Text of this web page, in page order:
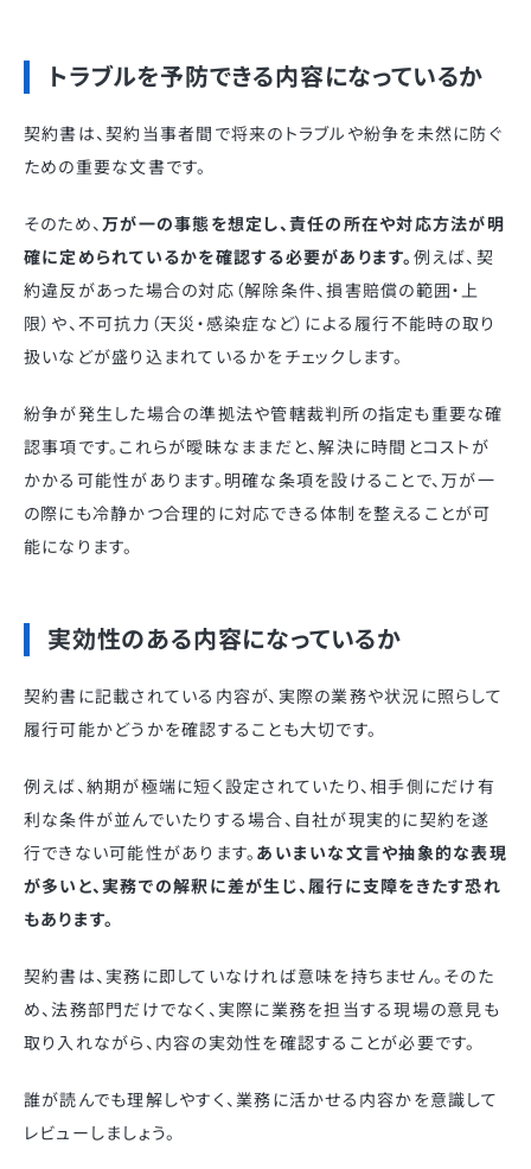
トラブルを予防できる内容になっているか
契約書は、契約当事者間で将来のトラブルや紛争を未然に防ぐ
ための重要な文書です。
そのため、万が一の事態を想定し、責任の所在や対応方法が明
確に定められているかを確認する必要があります。 例えば、契
約違反があった場合の対応（解除条件、損害賠償の範囲・上
限）や、不可抗力（天災・感染症など）による履行不能時の取り
扱いなどが盛り込まれているかをチェックします。
紛争が発生した場合の準拠法や管轄裁判所の指定も重要な確
認事項です。これらが曖昧なままだと、解決に時間とコストが
かかる可能性があります。明確な条項を設けることで、万が一
の際にも冷静かつ合理的に対応できる体制を整えることが可
能になります。
実効性のある内容になっているか
契約書に記載されている内容が、実際の業務や状況に照らして
履行可能かどうかを確認することも大切です。
例えば、納期が極端に短く設定されていたり、相手側にだけ有
利な条件が並んでいたりする場合、自社が現実的に契約を遂
行できない可能性があります。 あいまいな文言や抽象的な表現
が多いと、実務での解釈に差が生じ、履行に支障をきたす恐れ
もあります。
契約書は、実務に即していなければ意味を持ちません。そのた
め、法務部門だけでなく、実際に業務を担当する現場の意見も
取り入れながら、内容の実効性を確認することが必要です。
誰が読んでも理解しやすく、業務に活かせる内容かを意識して
レビューしましょう。